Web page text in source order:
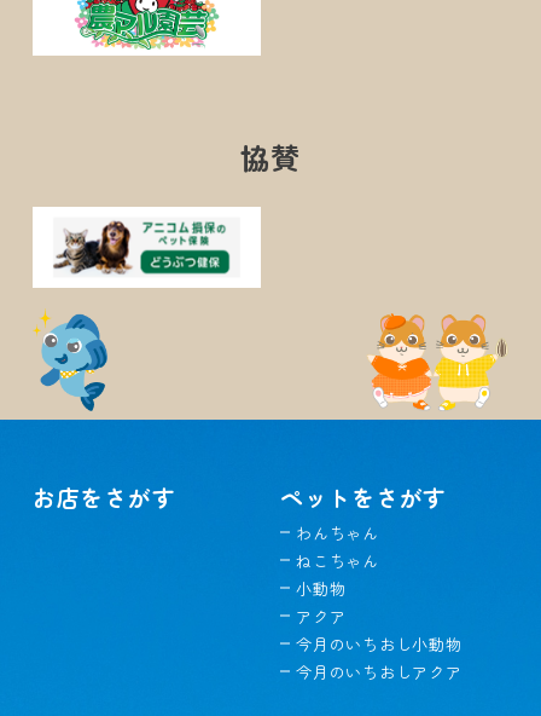
協賛
お店をさがす ペットをさがす
わんちゃん
ねこちゃん
小動物
アクア
今月のいちおし小動物
今月のいちおしアクア